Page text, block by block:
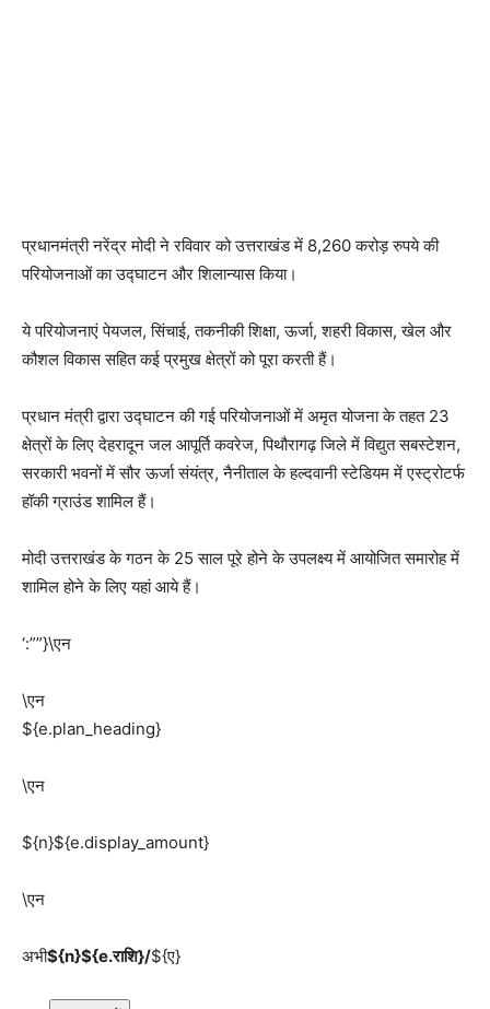
प्रधानमंत्री नरेंद्र मोदी ने रविवार को उत्तराखंड में 8,260 करोड़ रुपये की
परियोजनाओं का उद्घाटन और शिलान्यास किया।
ये परियोजनाएं पेयजल, सिंचाई, तकनीकी शिक्षा, ऊर्जा, शहरी विकास, खेल और
कौशल विकास सहित कई प्रमुख क्षेत्रों को पूरा करती हैं।
प्रधान मंत्री द्वारा उद्घाटन की गई परियोजनाओं में अमृत योजना के तहत 23
क्षेत्रों के लिए देहरादून जल आपूर्ति कवरेज, पिथौरागढ़ जिले में विद्युत सबस्टेशन,
सरकारी भवनों में सौर ऊर्जा संयंत्र, नैनीताल के हल्दवानी स्टेडियम में एस्ट्रोटर्फ
हॉकी ग्राउंड शामिल हैं।
मोदी उत्तराखंड के गठन के 25 साल पूरे होने के उपलक्ष्य में आयोजित समारोह में
शामिल होने के लिए यहां आये हैं।
‘:””}\एन
\एन
${e.plan_heading}
\एन
${n}${e.display_amount}
\एन
अभी${n}${e.राशि}/${ए}